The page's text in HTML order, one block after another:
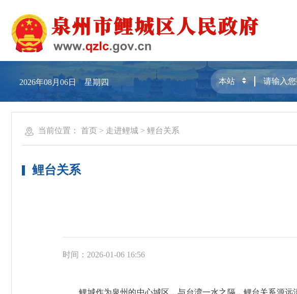
2026年08月06日 星期四
当前位置： 首页 > 走进鲤城 > 鲤台关系
鲤台关系
时间：2026-01-06 16:56
鲤城作为泉州的中心城区，与台湾一水之隔，鲤台关系源远